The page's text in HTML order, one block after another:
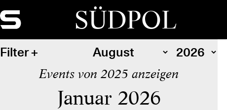
SÜDPOL
Filter
Events von 2025 anzeigen
Januar 2026